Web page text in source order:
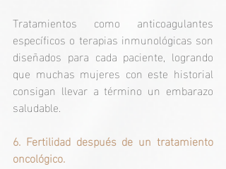
Tratamientos como anticoagulantes
específicos o terapias inmunológicas son
diseñados para cada paciente, logrando
que muchas mujeres con este historial
consigan llevar a término un embarazo
saludable.
6. Fertilidad después de un tratamiento
oncológico.